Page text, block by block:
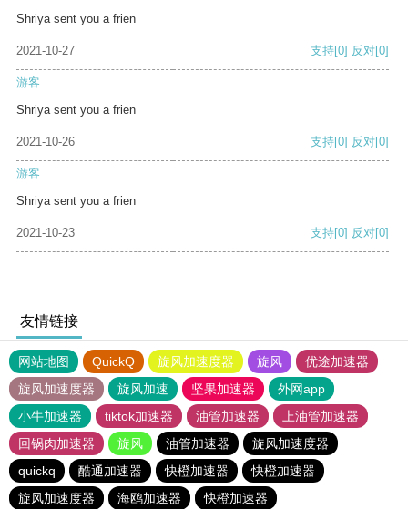
Shriya sent you a frien
2021-10-27 支持[0] 反对[0]
游客
Shriya sent you a frien
2021-10-26 支持[0] 反对[0]
游客
Shriya sent you a frien
2021-10-23 支持[0] 反对[0]
友情链接
网站地图 QuickQ 旋风加速度器 旋风
优途加速器
旋风加速度器
旋风加速 坚果加速器
外网app
小牛加速器
tiktok加速器 油管加速器
上油管加速器
回锅肉加速器
旋风 油管加速器
旋风加速度器
quickq
酷通加速器 快橙加速器
快橙加速器
旋风加速度器
海鸥加速器 快橙加速器